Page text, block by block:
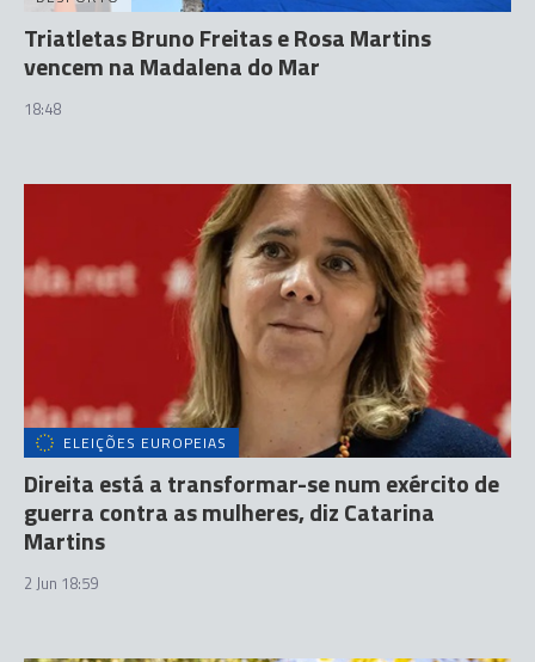
Triatletas Bruno Freitas e Rosa Martins
vencem na Madalena do Mar
18:48
ELEIÇÕES EUROPEIAS
Direita está a transformar-se num exército de
guerra contra as mulheres, diz Catarina
Martins
2 Jun 18:59